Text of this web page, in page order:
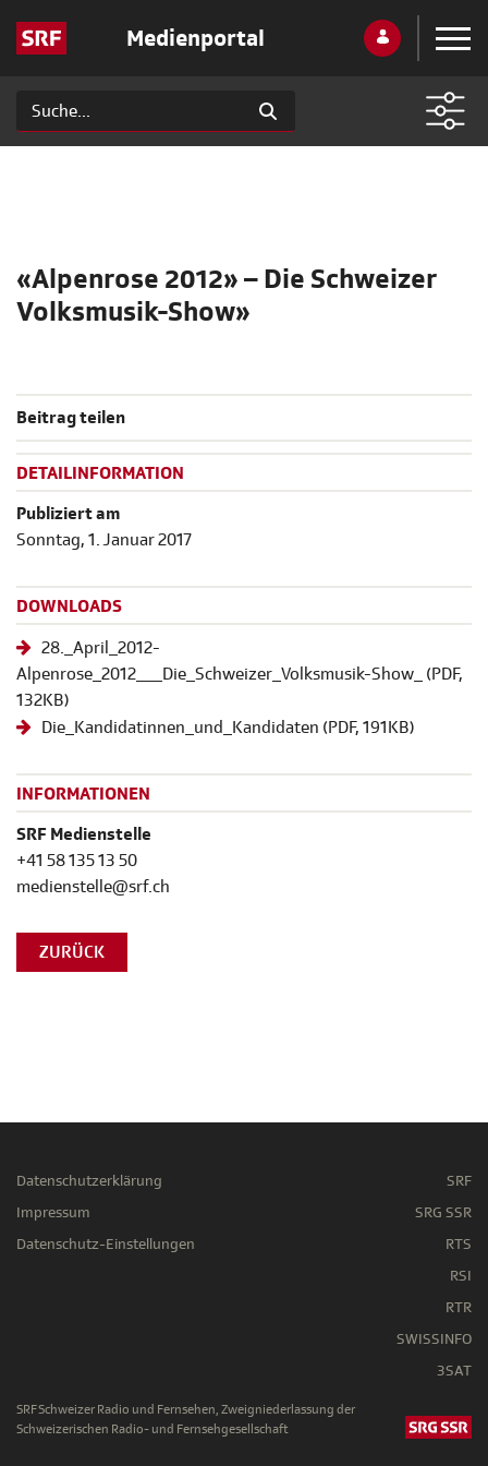
Medienportal
«Alpenrose 2012» – Die Schweizer
Volksmusik-Show»
Beitrag teilen
DETAILINFORMATION
Publiziert am
Sonntag, 1. Januar 2017
DOWNLOADS
28._April_2012-
Alpenrose_2012___Die_Schweizer_Volksmusik-Show_ (PDF,
132KB)
Die_Kandidatinnen_und_Kandidaten (PDF, 191KB)
INFORMATIONEN
SRF Medienstelle
+41 58 135 13 50
medienstelle@srf.ch
ZURÜCK
Datenschutzerklärung
Impressum
Datenschutz-Einstellungen
SRF
SRG SSR
RTS
RSI
RTR
SWISSINFO
3SAT
SRF Schweizer Radio und Fernsehen, Zweigniederlassung der
Schweizerischen Radio- und Fernsehgesellschaft